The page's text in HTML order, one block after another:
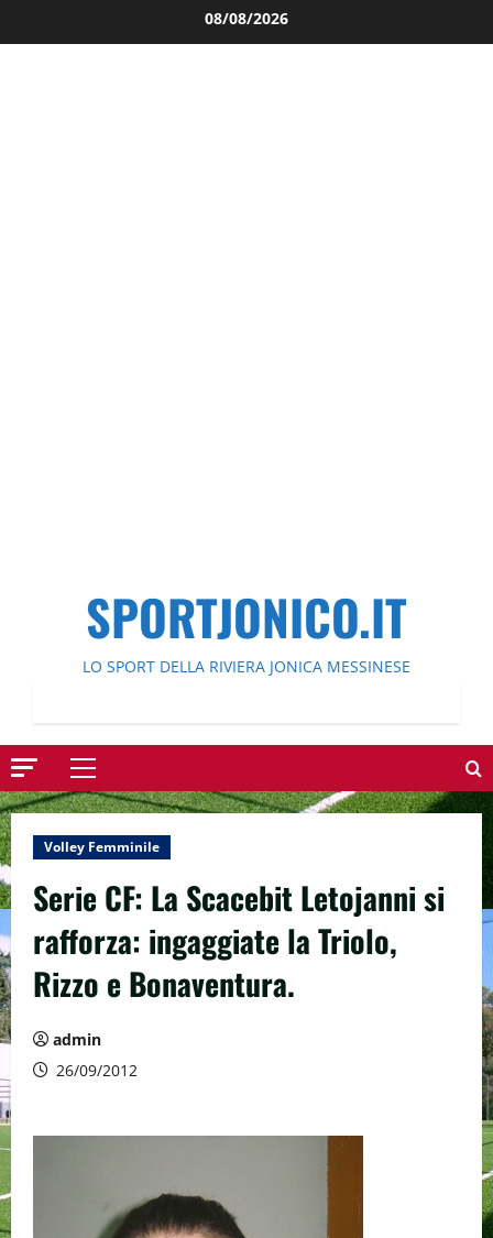
al
08/08/2026
SPORTJONICO.IT
LO SPORT DELLA RIVIERA JONICA MESSINESE
Menu
principale
Volley Femminile
Serie CF: La Scacebit Letojanni si
rafforza: ingaggiate la Triolo,
Rizzo e Bonaventura.
admin
26/09/2012